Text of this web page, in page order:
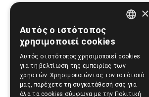
ΟΡΟΙ ΧΡΗΣΗΣ ΙΣΤΟΣΕΛΙΔΑΣ
ΠΟΛΙΤΙΚΗ ΑΠΟΡΡΗΤΟΥ
×
Αυτός ο ιστότοπος
χρησιμοποιεί cookies
Αυτός ο ιστότοπος χρησιμοποιεί cookies
για τη βελτίωση της εμπειρίας των
χρηστών. Χρησιμοποιώντας τον ιστότοπό
μας, παρέχετε τη συγκατάθεσή σας για
όλα τα cookies σύμφωνα με την Πολιτική